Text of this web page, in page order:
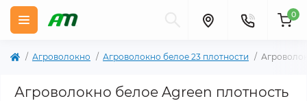
0
Агроволокно Агроволокно белое 23 плотности
Агроволокно белое Agreen плотность